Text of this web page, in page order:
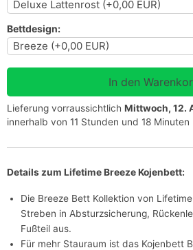
Bettdesign:
Lieferung vorraussichtlich Mittwoch, 12.
innerhalb von 11 Stunden und 18 Minuten
Details zum Lifetime Breeze Kojenbett:
Die Breeze Bett Kollektion von
Streben in Absturzsicherung,
Fußteil aus.
Für mehr Stauraum ist das Kojenbett